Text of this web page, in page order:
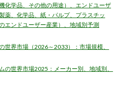
化学品、その他の用途）、エンドユーザ
薬、化学品、紙・パルプ、プラスチッ
エンドユーザー産業）、地域別予測
世界市場（2026～2033）：市場規模、
の世界市場2025：メーカー別、地域別、